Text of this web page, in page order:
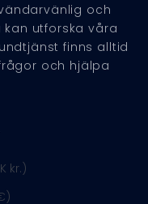
och
utforska våra
finns alltid
och hjälpa
kr.)